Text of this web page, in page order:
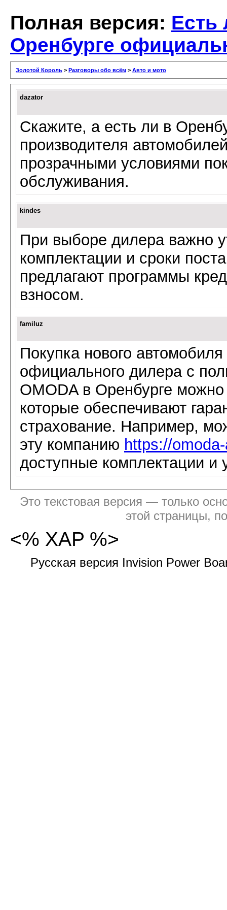
Полная версия: Есть
Оренбурге
Золотой Король > Разговоры обо всём > Авто и мото
dazator
Скажите, а есть ли в
производителя
прозрачными условиями
обслуживания.
kindes
При выборе дилера важно
комплектации и сроки
предлагают программы
взносом.
familuz
Покупка нового
официального дилера с
OMODA в Оренбурге
которые обеспечивают
страхование. Например,
эту компанию https://
доступные комплектации и
Это текстовая версия — только
этой страницы,
<% XAP %>
Русская версия Invision Power